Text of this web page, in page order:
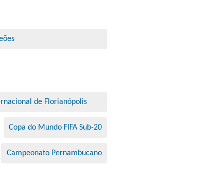
de Florianópolis
Copa do Mundo FIFA Sub-20
Campeonato Pernambucano